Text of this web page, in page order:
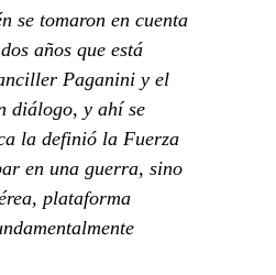
se tomaron en cuenta
años que está
Paganini y el
diálogo, y ahí se
la definió la Fuerza
en una guerra, sino
plataforma